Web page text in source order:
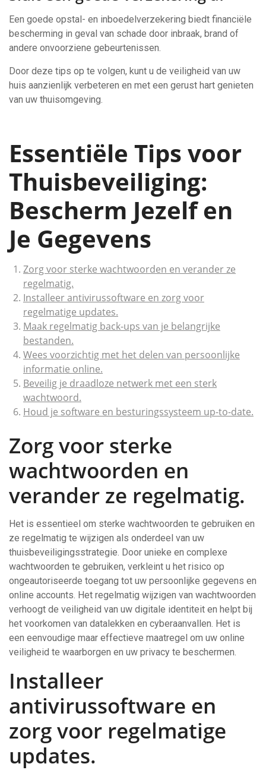
Een goede opstal- en inboedelverzekering biedt financiële
bescherming in geval van schade door inbraak, brand of
andere onvoorziene gebeurtenissen.
Door deze tips op te volgen, kunt u de veiligheid van uw
huis aanzienlijk verbeteren en met een gerust hart genieten
van uw thuisomgeving.
Essentiële Tips voor
Thuisbeveiliging:
Bescherm Jezelf en
Je Gegevens
Zorg voor sterke wachtwoorden en verander ze
regelmatig.
Installeer antivirussoftware en zorg voor
regelmatige updates.
Maak regelmatig back-ups van je belangrijke
bestanden.
Wees voorzichtig met het delen van persoonlijke
informatie online.
Beveilig je draadloze netwerk met een sterk
wachtwoord.
Houd je software en besturingssysteem up-to-date.
Zorg voor sterke
wachtwoorden en
verander ze regelmatig.
Het is essentieel om sterke wachtwoorden te gebruiken en
ze regelmatig te wijzigen als onderdeel van uw
thuisbeveiligingsstrategie. Door unieke en complexe
wachtwoorden te gebruiken, verkleint u het risico op
ongeautoriseerde toegang tot uw persoonlijke gegevens en
online accounts. Het regelmatig wijzigen van wachtwoorden
verhoogt de veiligheid van uw digitale identiteit en helpt bij
het voorkomen van datalekken en cyberaanvallen. Het is
een eenvoudige maar effectieve maatregel om uw online
veiligheid te waarborgen en uw privacy te beschermen.
Installeer
antivirussoftware en
zorg voor regelmatige
updates.